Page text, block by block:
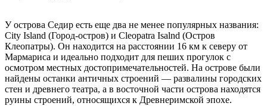
У острова Седир есть еще два не менее популярных названия:
City Island (Город-остров) и Cleopatra Isalnd (Остров
Клеопатры). Он находится на расстоянии 16 км к северу от
Мармариса и идеально подходит для пеших прогулок с
осмотром местных достопримечательностей. На острове были
найдены останки античных строений — развалины городских
стен и древнего театра, а в восточной части острова находятся
руины строений, относящихся к Древнеримской эпохе.